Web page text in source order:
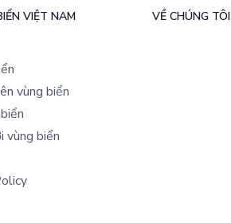
VIỆT NAM
vùng biển
vùng biển
VỀ CHÚNG TÔI